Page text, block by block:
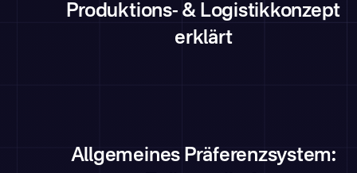
Produktions- & Logistikkonzept
erklärt
Allgemeines Präferenzsystem: